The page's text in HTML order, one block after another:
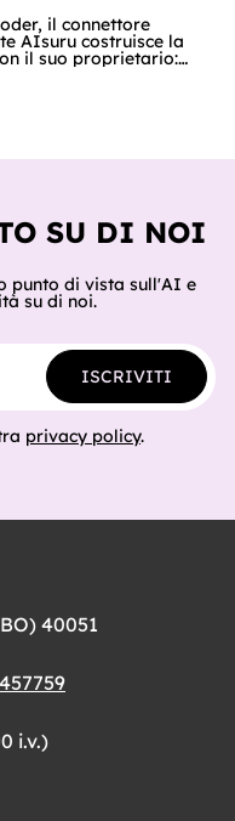
il connettore
AIsuru costruisce la
il suo proprietario:
in cui vengono
tutto: cosa fa,
tester e clienti,
SU DI NOI
punto di vista sull'AI e
su di noi.
ISCRIVITI
privacy policy.
40051
i.v.)